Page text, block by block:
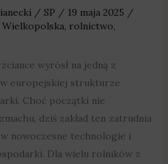
/ SP / 19 maja 2025 /
Wielkopolska, rolnictwo,
wyrósł na jedną z
europejskiej strukturze
Choć początki nie
dziś zakład ten zatrudnia
nowoczesne technologie i
Dla wielu rolników z